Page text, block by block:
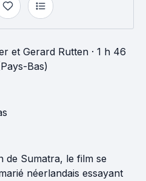
et Gerard Rutten · 1 h 46
Bas)
de Sumatra, le film se
néerlandais essayant